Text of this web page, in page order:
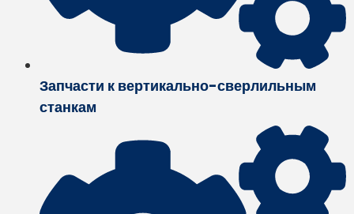
Запчасти к вертикально-сверлильным
станкам